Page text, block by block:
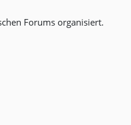
Forums organisiert.